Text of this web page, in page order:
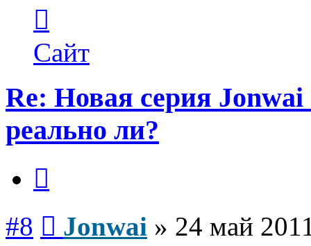
пользователя
Jonwai
Сайт
Re: Новая серия
реально ли?
#8 Jonwai » 24 май